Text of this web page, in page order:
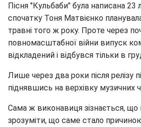
Пісня "Кульбаби" була написана 23
спочатку Тоня Матвієнко
травні того ж року. Проте через
повномасштабної війни випуск
відкладений і відбувся тільки в
Лише через два роки після релізу
піднявшись на верхівку музичних
Сама ж виконавиця зізнається,
зрозуміти, що саме стало